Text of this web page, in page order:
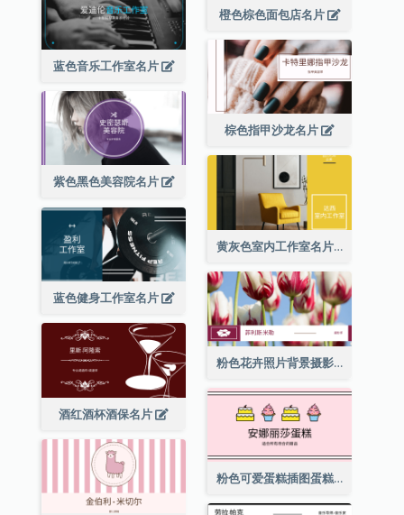
橙色棕色面包店名片
蓝色音乐工作室名片
棕色指甲沙龙名片
紫色黑色美容院名片
黄灰色室内工作室名片
蓝色健身工作室名片
粉色花卉照片背景摄影师名片
酒红酒杯酒保名片
粉色可爱蛋糕插图蛋糕店名片